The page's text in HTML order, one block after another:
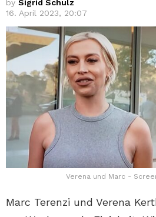
by Sigrid Schulz
16. April 2023, 20:07
Verena und Marc -
Marc Terenzi und Verena